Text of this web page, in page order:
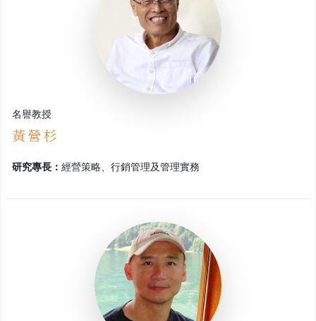
名譽教授
黃營杉
研究專長： 經營策略、行銷管理及管理實務